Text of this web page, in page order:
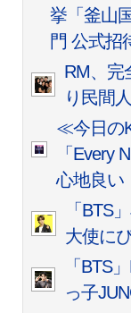
挙「釜山
門 公式招
RM、完
り民間
≪今日の
「Every
心地良い
「BTS
大使に
「BTS
っ子